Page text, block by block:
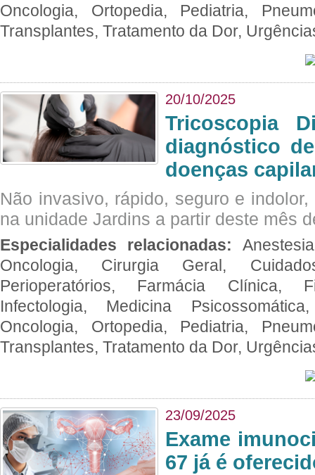
Oncologia, Ortopedia, Pediatria,
Transplantes, Tratamento da Dor,
20/10/2025
Tricoscopia
diagnóstico
doenças
Não invasivo, rápido, seguro e
na unidade Jardins a partir deste mês
Especialidades relacionadas:
Oncologia, Cirurgia Geral,
Perioperatórios, Farmácia Clínica,
Infectologia, Medicina
Oncologia, Ortopedia, Pediatria,
Transplantes, Tratamento da Dor,
23/09/2025
Exame
67 já é